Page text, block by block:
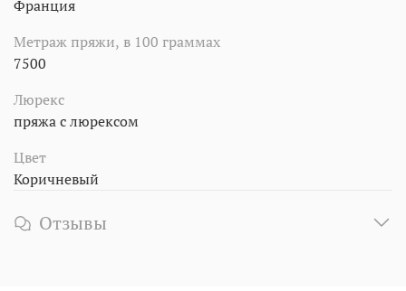
Франция
Метраж пряжи, в 100 граммах
7500
Люрекс
пряжа с люрексом
Цвет
Коричневый
Отзывы